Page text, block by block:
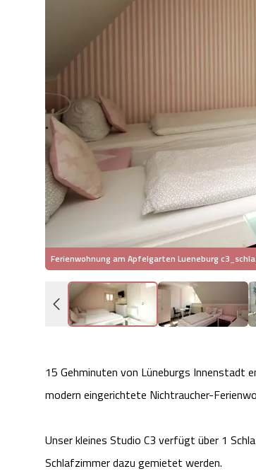
Ferienwohnung am Apfelgarten Lueneburg
15 Gehminuten von Lüneburgs Innenstadt
modern eingerichtete Nichtraucher-
Unser kleines Studio C3 verfügt über 1
Schlafzimmer dazu gemietet werden.